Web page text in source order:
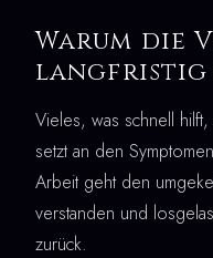
Warum die
Vieles, was schnell
setzt an den
Arbeit geht den
verstanden und
zurück.